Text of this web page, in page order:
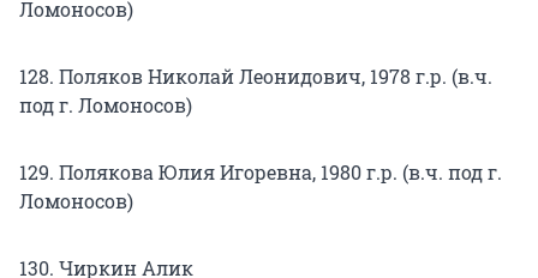
Ломоносов)
128. Поляков Николай Леонидович, 1978 г.р. (в.ч.
под г. Ломоносов)
129. Полякова Юлия Игоревна, 1980 г.р. (в.ч. под г.
Ломоносов)
130. Чиркин Алик